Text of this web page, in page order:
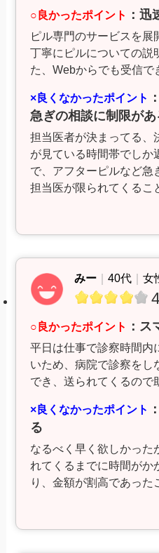
○良かったポイント ：迅
ピル専門のサービスを
丁寧にピルについての説
た、Webからでも受信で
×良くなかったポイント
急ぎの相談に制限があ
担当医者が決まってる、
が見ている時間帯でしか
で、アフターピルなど急
担当医が限られてくるこ
みー ｜40代 ｜女
○良かったポイント ：
平日は仕事で診察時間内
いため、病院で診察をし
でき、送られてくるので
×良くなかったポイント
る
なるべく早く欲しかった
れてくるまでに時間がか
り、金額が割高であった